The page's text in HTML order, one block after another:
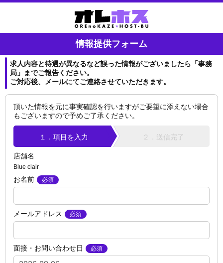
情報提供フォーム
求人内容と待遇が異なるなど誤った情報がございましたら「事務
局」までご報告ください。
ご対応後、メールにてご連絡させていただきます。
頂いた情報を元に事実確認を行いますがご要望に添えない場合
もございますので予めご了承ください。
１．項目を入力 ２．送信完了
店舗名
Blue clair
お名前
メールアドレス
面接・お問い合わせ日